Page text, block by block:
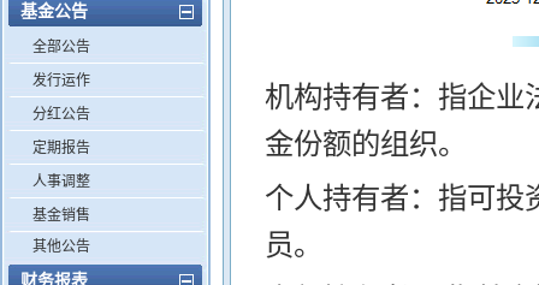
基金公告
全部公告
发行运作
分红公告
定期报告
人事调整
基金销售
其他公告
财务报表
机构持有者：指企业
金份额的组织。
个人持有者：指可投
员。